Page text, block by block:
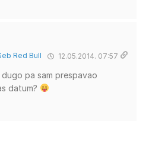
Red Bull 12.05.2014. 07:57
pa sam prespavao
datum?